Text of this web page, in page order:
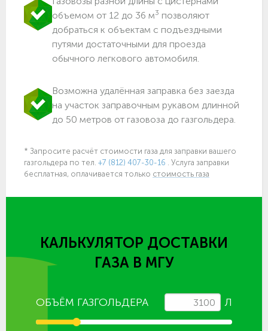
объемом от 12 до 36 м3 позволяют
добраться к объектам c подъездными
путями достаточными для проезда
обычного легкового автомобиля.
Возможна удалённая заправка без заезда
на участок заправочным рукавом длинной
до 50 метров от газовоза до газгольдера.
* Запросите расчёт стоимости газа для заправки вашего
газгольдера по тел. +7 (812) 407-30-16 . Услуга заправки
бесплатная, оплачивается только стоимость газа
КАЛЬКУЛЯТОР ДОСТАВКИ
ГАЗА В МГУ
ОБЪЁМ ГАЗГОЛЬДЕРА Л